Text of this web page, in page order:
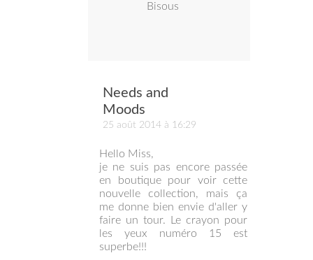
Bisous
Needs and
Moods
25 août 2014 à 16:29
Hello Miss,
je ne suis pas encore passée
en boutique pour voir cette
nouvelle collection, mais ça
me donne bien envie d'aller y
faire un tour. Le crayon pour
les yeux numéro 15 est
superbe!!!